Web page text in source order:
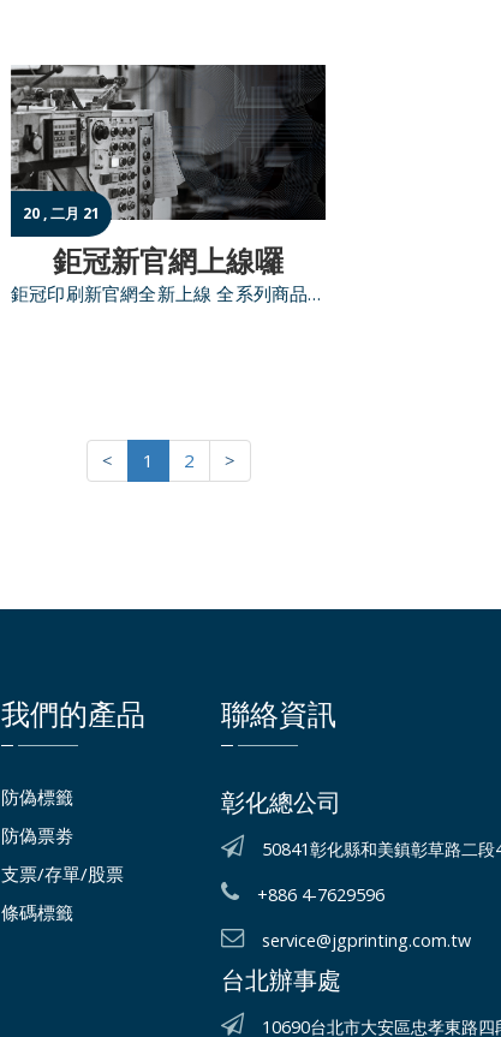
20 , 二月 21
鉅冠新官網上線囉
鉅冠印刷新官網全新上線 全系列商品驚喜折扣
< 1 2 >
我們的產品
防偽標籤
防偽票劵
支票/存單/股票
條碼標籤
聯絡資訊
彰化總公司
50841彰化縣和美鎮彰草路二段
+886 4-7629596
service@jgprinting.com.tw
台北辦事處
10690台北市大安區忠孝東路